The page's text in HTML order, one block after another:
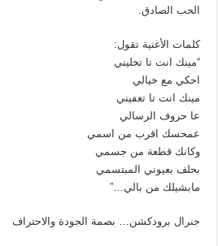
الحب الصادق.
كلمات الأغنية تقول:
“مينك انت تا تخليني
احكي مع خيالي
مينك انت تا تغفيني
عا حروف الرسالي
عمحسك اقرب من اسمي
وكانك قطعة من جسمي
بحلف بعيوني المبتسمي
مابشيلك من بالي…”
جنرال برودكشن… بصمة الجودة والاحتراف